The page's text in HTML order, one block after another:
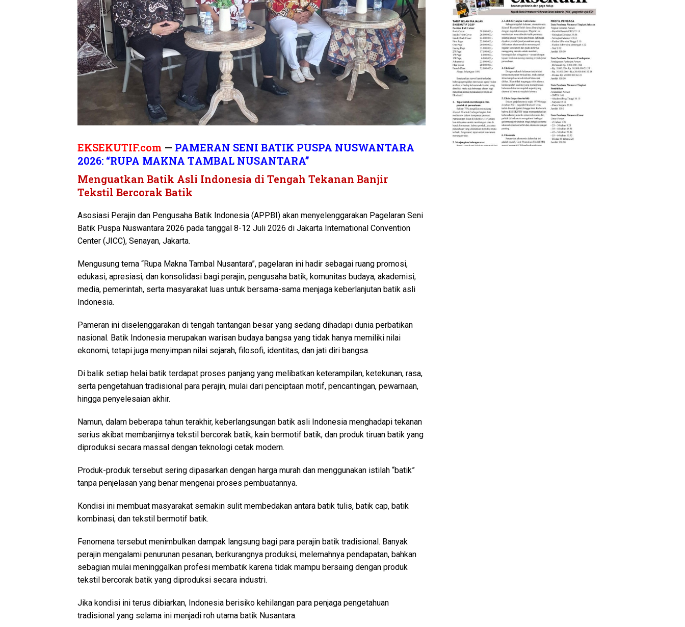
EKSEKUTIF.com — PAMERAN SENI BATIK PUSPA NUSWANTARA
2026: “RUPA ΜΑΚΝΑ ΤAMBAL NUSANTARA”
Menguatkan Batik Asli Indonesia di Tengah Tekanan Banjir
Tekstil Bercorak Batik
Asosiasi Perajin dan Pengusaha Batik Indonesia (APPBI) akan menyelenggarakan Pagelaran Seni
Batik Puspa Nuswantara 2026 pada tanggal 8-12 Juli 2026 di Jakarta International Convention
Center (JICC), Senayan, Jakarta.
Mengusung tema “Rupa Makna Tambal Nusantara”, pagelaran ini hadir sebagai ruang promosi,
edukasi, apresiasi, dan konsolidasi bagi perajin, pengusaha batik, komunitas budaya, akademisi,
media, pemerintah, serta masyarakat luas untuk bersama-sama menjaga keberlanjutan batik asli
Indonesia.
Pameran ini diselenggarakan di tengah tantangan besar yang sedang dihadapi dunia perbatikan
nasional. Batik Indonesia merupakan warisan budaya bangsa yang tidak hanya memiliki nilai
ekonomi, tetapi juga menyimpan nilai sejarah, filosofi, identitas, dan jati diri bangsa.
Di balik setiap helai batik terdapat proses panjang yang melibatkan keterampilan, ketekunan, rasa,
serta pengetahuan tradisional para perajin, mulai dari penciptaan motif, pencantingan, pewarnaan,
hingga penyelesaian akhir.
Namun, dalam beberapa tahun terakhir, keberlangsungan batik asli Indonesia menghadapi tekanan
serius akibat membanjirnya tekstil bercorak batik, kain bermotif batik, dan produk tiruan batik yang
diproduksi secara massal dengan teknologi cetak modern.
Produk-produk tersebut sering dipasarkan dengan harga murah dan menggunakan istilah “batik”
tanpa penjelasan yang benar mengenai proses pembuatannya.
Kondisi ini membuat masyarakat semakin sulit membedakan antara batik tulis, batik cap, batik
kombinasi, dan tekstil bermotif batik.
Fenomena tersebut menimbulkan dampak langsung bagi para perajin batik tradisional. Banyak
perajin mengalami penurunan pesanan, berkurangnya produksi, melemahnya pendapatan, bahkan
sebagian mulai meninggalkan profesi membatik karena tidak mampu bersaing dengan produk
tekstil bercorak batik yang diproduksi secara industri.
Jika kondisi ini terus dibiarkan, Indonesia berisiko kehilangan para penjaga pengetahuan
tradisional yang selama ini menjadi roh utama batik Nusantara.